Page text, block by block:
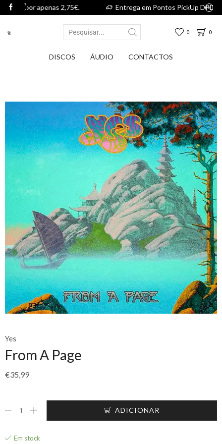
Entrega em Pontos PickUp DPD por apenas 2,75€.
0 0
DISCOS ÁUDIO CONTACTOS
Yes
From A Page
€35,99
ADICIONAR
Em stock